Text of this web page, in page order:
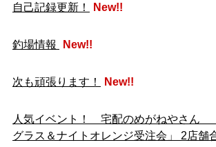
自己記録更新！ New!!
釣場情報 New!!
次も頑張ります！ New!!
人気イベント！ 宅配のめがねやさん
グラス＆ナイトオレンジ受注会」 2店舗